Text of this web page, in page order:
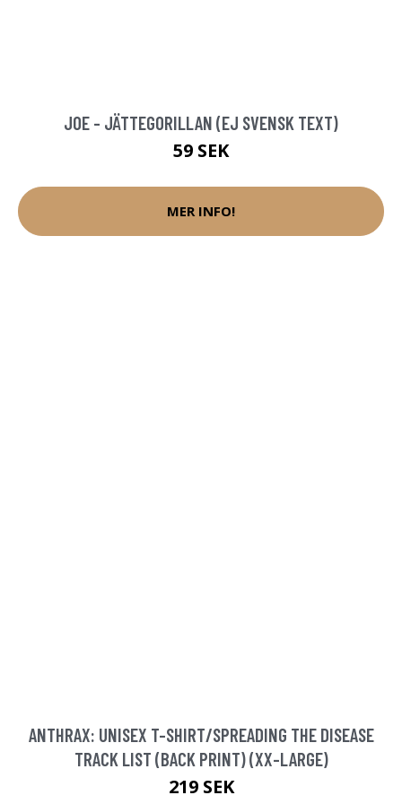
JOE - JÄTTEGORILLAN (EJ SVENSK TEXT)
59 SEK
MER INFO!
ANTHRAX: UNISEX T-SHIRT/SPREADING THE DISEASE
TRACK LIST (BACK PRINT) (XX-LARGE)
219 SEK